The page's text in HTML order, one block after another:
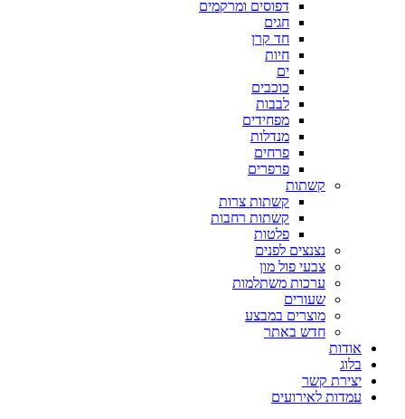
דפוסים ומרקמים
חגים
חד קרן
חיות
ים
כוכבים
לבבות
מפחידים
מנדלות
פרחים
פרפרים
קשתות
קשתות צרות
קשתות רחבות
פלטות
נצנצים לפנים
צבעי פול מון
ערכות משתלמות
שעורים
מוצרים במבצע
חדש באתר
אודות
בלוג
יצירת קשר
עמדות לאירועים